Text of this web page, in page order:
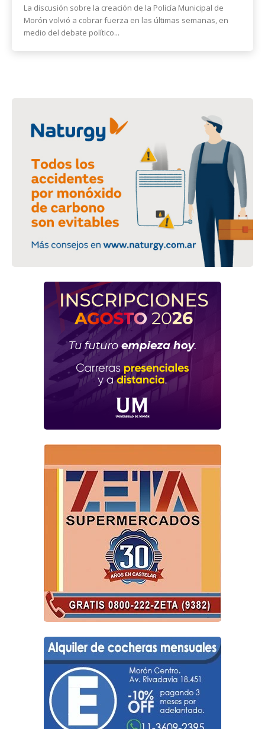
La discusión sobre la creación de la Policía Municipal de
Morón volvió a cobrar fuerza en las últimas semanas, en
medio del debate político...